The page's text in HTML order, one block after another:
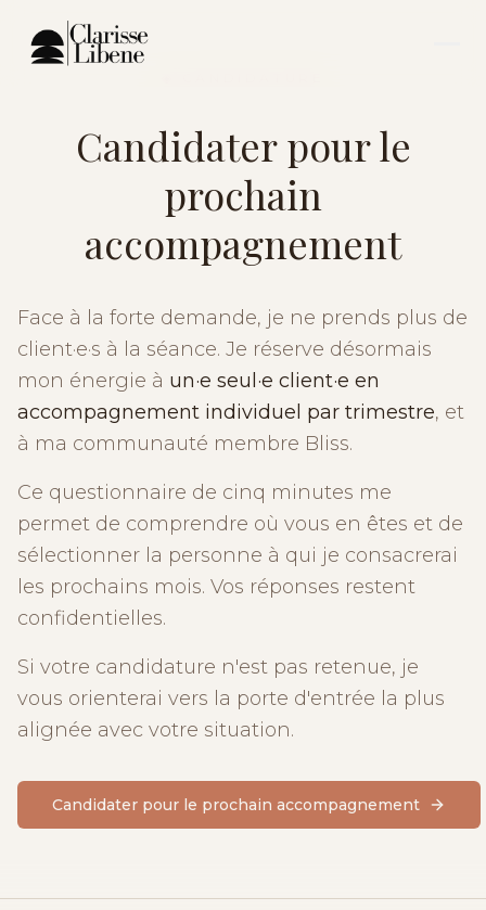
Candidater pour le
prochain
accompagnement
Face à la forte demande, je ne prends plus de
client·e·s à la séance. Je réserve désormais
mon énergie à un·e seul·e client·e en
accompagnement individuel par trimestre, et
à ma communauté membre Bliss.
Ce questionnaire de cinq minutes me
permet de comprendre où vous en êtes et de
sélectionner la personne à qui je consacrerai
les prochains mois. Vos réponses restent
confidentielles.
Si votre candidature n'est pas retenue, je
vous orienterai vers la porte d'entrée la plus
alignée avec votre situation.
Candidater pour le prochain accompagnement